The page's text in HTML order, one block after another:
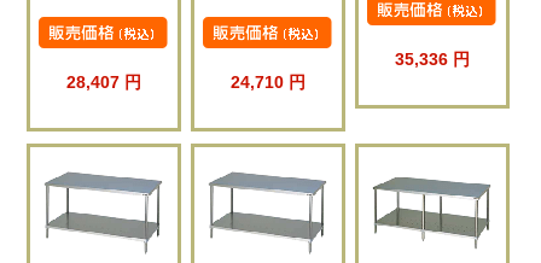
28,407 円 24,710 円
35,336 円